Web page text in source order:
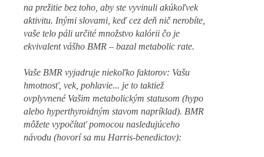
na prežitie bez toho, aby ste vyvinuli akúkoľvek
aktivitu. Inými slovami, keď cez deň nič nerobíte,
vaše telo páli určité množstvo kalórii čo je
ekvivalent vášho BMR – bazal metabolic rate.
Vaše BMR vyjadruje niekoľko faktorov: Vašu
hmotnosť, vek, pohlavie... je to taktiež
ovplyvnené Vašim metabolickým statusom (hypo
alebo hyperthyroidným stavom napríklad). BMR
môžete vypočítať pomocou nasledujúceho
návodu (hovorí sa mu Harris-benedictov):